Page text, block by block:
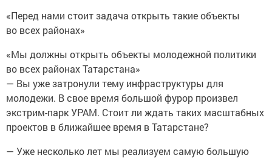
«Перед нами стоит задача открыть такие объекты
во всех районах»
«Мы должны открыть объекты молодежной политики
во всех районах Татарстана»
— Вы уже затронули тему инфраструктуры для
молодежи. В свое время большой фурор произвел
экстрим-парк УРАМ. Стоит ли ждать таких масштабных
проектов в ближайшее время в Татарстане?
— Уже несколько лет мы реализуем самую большую